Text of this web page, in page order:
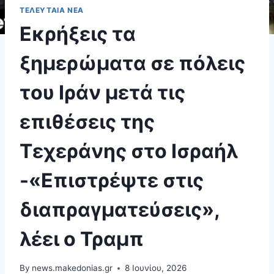
ΤΕΛΕΥΤΑΊΑ ΝΈΑ
Εκρήξεις τα
ξημερώματα σε πόλεις
του Ιράν μετά τις
επιθέσεις της
Τεχεράνης στο Ισραήλ
-«Επιστρέψτε στις
διαπραγματεύσεις»,
λέει ο Τραμπ
By news.makedonias.gr 8 Ιουνίου, 2026